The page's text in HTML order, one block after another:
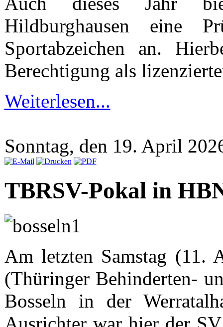
Hildburghausen eine
Sportabzeichen an.
Berechtigung als
Weiterlesen...
Sonntag, den 19. April
TBRSV-Pokal in
Am letzten Samstag (11.
(Thüringer Behinderten-
Bosseln in der